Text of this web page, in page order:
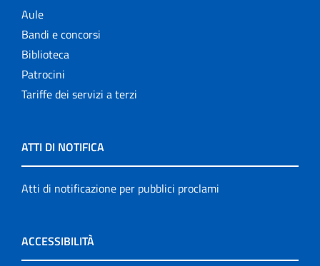
Aule
Bandi e concorsi
Biblioteca
Patrocini
Tariffe dei servizi a terzi
ATTI DI NOTIFICA
Atti di notificazione per pubblici proclami
ACCESSIBILITÀ